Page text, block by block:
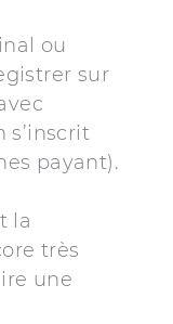
ou
sur
payant).
la
très
une